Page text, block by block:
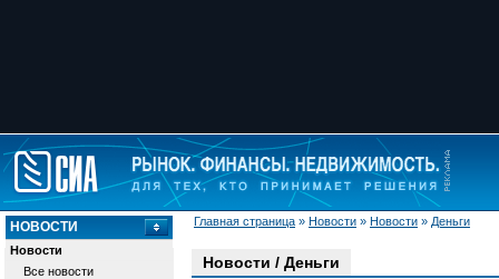
Главная страница » Новости » Новости » Деньги
НОВОСТИ
Новости
Все новости
Новости / Деньги